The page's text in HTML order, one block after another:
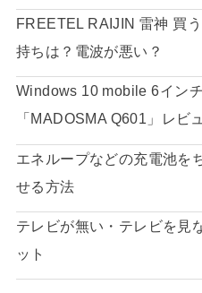
FREETEL RAIJIN 雷神 買
持ちは？電波が悪い？
Windows 10 mobile 6イン
「MADOSMA Q601」レビ
エネループなどの充電池を
せる方法
テレビが無い・テレビを見
ット